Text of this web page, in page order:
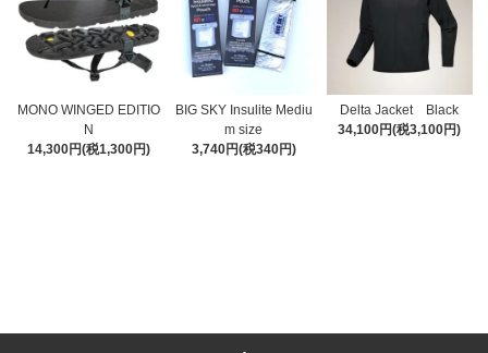
MONO WINGED EDITIO
N
14,300円(税1,300円)
BIG SKY Insulite Mediu
m size
3,740円(税340円)
Delta Jacket Black
34,100円(税3,100円)